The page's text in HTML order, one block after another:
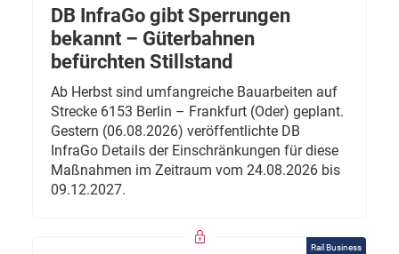
DB InfraGo gibt Sperrungen
bekannt – Güterbahnen
befürchten Stillstand
Ab Herbst sind umfangreiche Bauarbeiten auf
Strecke 6153 Berlin – Frankfurt (Oder) geplant.
Gestern (06.08.2026) veröffentlichte DB
InfraGo Details der Einschränkungen für diese
Maßnahmen im Zeitraum vom 24.08.2026 bis
09.12.2027.
Rail Business